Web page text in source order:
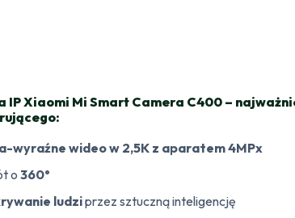
IP Xiaomi Mi Smart Camera C400 –
wyraźne wideo w 2,5K z aparatem 4MPx
o360°
ludziprzez sztuczną inteligencję